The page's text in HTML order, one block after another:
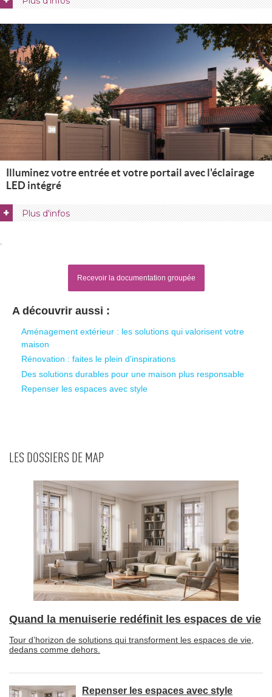
Illuminez votre entrée et votre portail avec l'éclairage
LED intégré
+ Plus d'infos
Recevoir la documentation groupée
A découvrir aussi :
Aménagement extérieur : les solutions qui valorisent votre
maison
Rénovation : faites le plein d'inspirations
Des solutions durables pour une maison plus responsable
Repenser les espaces avec style
LES DOSSIERS DE MAP
Quand la menuiserie redéfinit les espaces de vie
Tour d’horizon de solutions qui transforment les espaces de vie,
dedans comme dehors.
Repenser les espaces avec style